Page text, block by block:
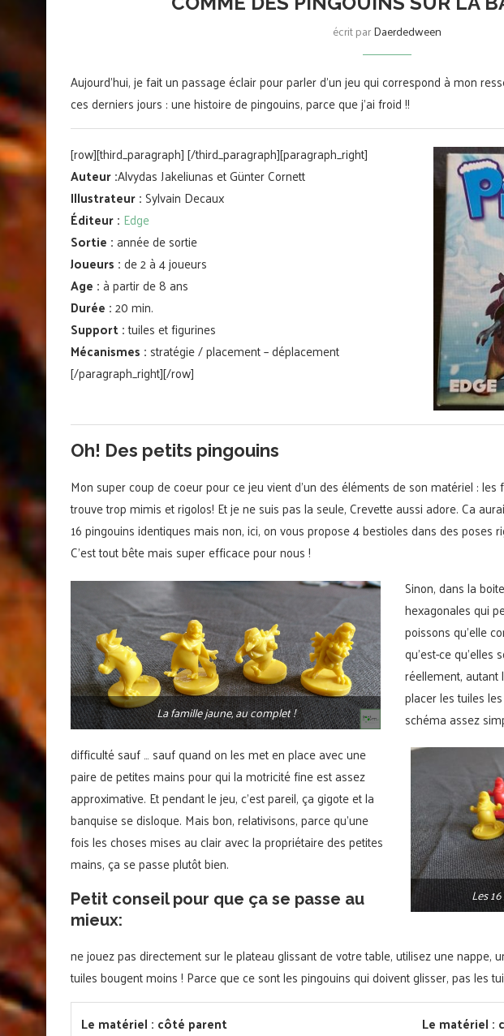
écrit parDaerdedween
Aujourd’hui, je fait un passage éclair pour parler d’un jeu qui correspond à mon
ces derniers jours : une histoire de pingouins, parce que j’ai froid !!
[row][third_paragraph][/third_paragraph][paragraph_right]
Auteur :Alvydas Jakeliunas et Günter Cornett
Illustrateur :Sylvain Decaux
Éditeur : Edge
Sortie :année de sortie
Joueurs :de 2 à 4 joueurs
Age :à partir de 8 ans
Durée :20 min.
Support :tuiles et figurines
Mécanismes : stratégie / placement – déplacement
[/paragraph_right][/row]
Oh! Des petits pingouins
Mon super coup de coeur pour ce jeu vient d’un des éléments de son matériel : les
trouve trop mimis et rigolos! Et je ne suis pas la seule, Crevette aussi adore. Ca
16 pingouins identiques mais non, ici, on vous propose 4 bestioles dans des poses
C’est tout bête mais super efficace pour nous !
La famille jaune, au complet !
Les
Sinon, dans la
hexagonales qui
poissons qu’elle
qu’est-ce qu’elles
réellement, autant
placer les tuiles
schéma assez
difficulté sauf … sauf quand on les met en place avec une
paire de petites mains pour qui la motricité fine est assez
approximative. Et pendant le jeu, c’est pareil, ça gigote et la
banquise se disloque. Mais bon, relativisons, parce qu’une
fois les choses mises au clair avec la propriétaire des petites
mains, ça se passe plutôt bien.
Petit conseil pour que ça se passe au
mieux:
ne jouez pas directement sur le plateau glissant de votre table, utilisez une nappe,
tuiles bougent moins ! Parce que ce sont les pingouins qui doivent glisser, pas les
Le matériel : côté parent Le matériel :